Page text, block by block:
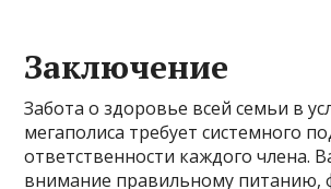
Заключение
Забота о здоровье всей семьи в
мегаполиса требует системного
ответственности каждого члена.
внимание правильному питанию,